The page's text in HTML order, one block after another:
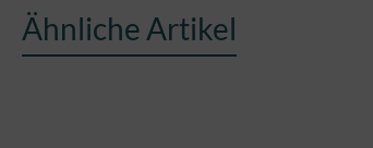
Ähnliche Artikel